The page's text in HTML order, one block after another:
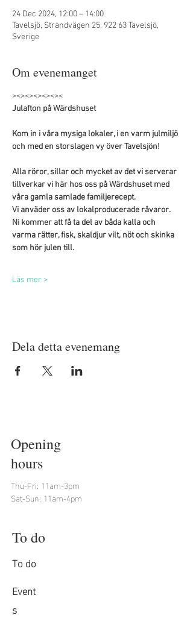
24 Dec 2024, 12:00 – 14:00
Tavelsjö, Strandvägen 25, 922 63 Tavelsjö,
Sverige
Om evenemanget
><><><><><><
Julafton på Wärdshuset
Kom in i våra mysiga lokaler, i en varm julmiljö
och med en storslagen vy över Tavelsjön!
Alla röror, sillar och mycket av det vi serverar
tillverkar vi här hos oss på Wärdshuset med
våra gamla samlade familjerecept.
Vi anväder oss av lokalproducerade råvaror.
Ni kommer att få ta del av båda kalla och
varma rätter, fisk, skaldjur vilt, nöt och skinka
som hör julen till.
Läs mer >
Dela detta evenemang
Opening
hours
Thu-Fri: 11am-3pm
Sat-Sun: 11am-4pm
To do
To do
Event
s